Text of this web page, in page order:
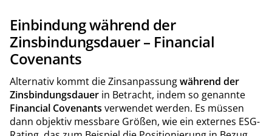
Einbindung während der
Zinsbindungsdauer – Financial
Covenants
Alternativ kommt die Zinsanpassungwährend der
Zinsbindungsdauer in Betracht, indem so genannte
Financial Covenants verwendet werden. Es müssen
dann objektiv messbare Größen, wie ein externes ESG-